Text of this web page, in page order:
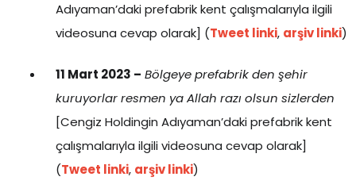
Adıyaman’daki prefabrik kent çalışmalarıyla ilgili
videosuna cevap olarak] (Tweet linki, arşiv linki)
11 Mart 2023 – Bölgeye prefabrik den şehir
kuruyorlar resmen ya Allah razı olsun sizlerden
[Cengiz Holdingin Adıyaman’daki prefabrik kent
çalışmalarıyla ilgili videosuna cevap olarak]
(Tweet linki, arşiv linki)